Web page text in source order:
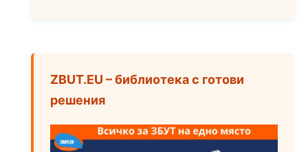
ZBUT.EU – библиотека с готови
решения